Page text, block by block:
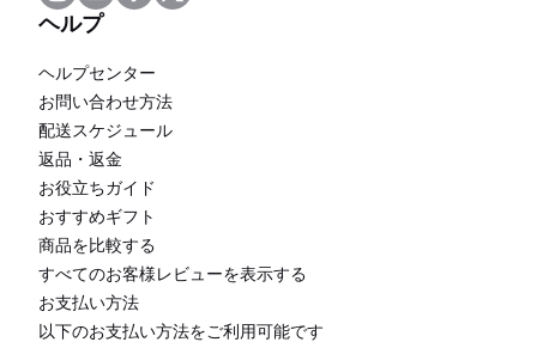
ヘルプ
ヘルプセンター
お問い合わせ方法
配送スケジュール
返品・返金
お役立ちガイド
おすすめギフト
商品を比較する
すべてのお客様レビューを表示する
お支払い方法
以下のお支払い方法をご利用可能です